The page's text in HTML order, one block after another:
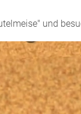
und